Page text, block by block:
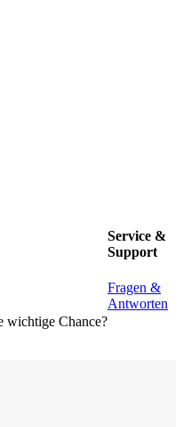
wichtige Chance?
Service &
Support
Fragen &
Antworten